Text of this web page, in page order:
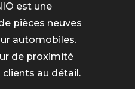
est une
pièces neuves
automobiles.
de proximité
au détail.